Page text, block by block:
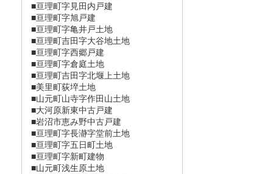
■亘理町字見田内戸建
■亘理町字旭戸建
■亘理町字亀井戸土地
■亘理町吉田字大谷地土地
■亘理町字西郷戸建
■亘理町字倉庭土地
■亘理町吉田字北堰上土地
■美里町荻埣土地
■山元町山寺字作田山土地
■大河原新東中古戸建
■岩沼市恵み野中古戸建
■亘理町字長瀞󠄀字堂前土地
■亘理町字五日町土地
■亘理町字新町建物
■山元町浅生原土地